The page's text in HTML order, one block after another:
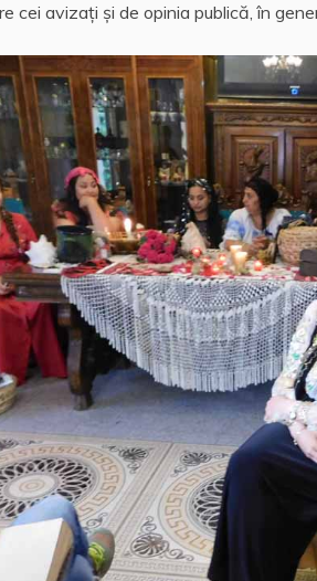
cei avizați și de opinia publică, în